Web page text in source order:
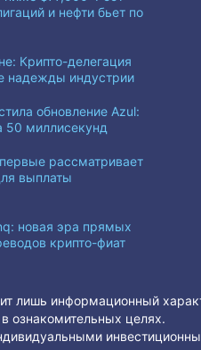
и нефти бьет по
Крипто-делегация
надежды индустрии
обновление Azul:
50 миллисекунд
рассматривает
выплаты
новая эра прямых
крипто-фиат
лишь информационный
ознакомительных целях.